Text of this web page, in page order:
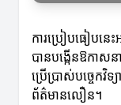
ការប្រៀបធៀបនេ
បានបង្កើនឱកាស
ប្រើប្រាស់បច្ចេកវិទ្
ព័ត៌មានលឿន។